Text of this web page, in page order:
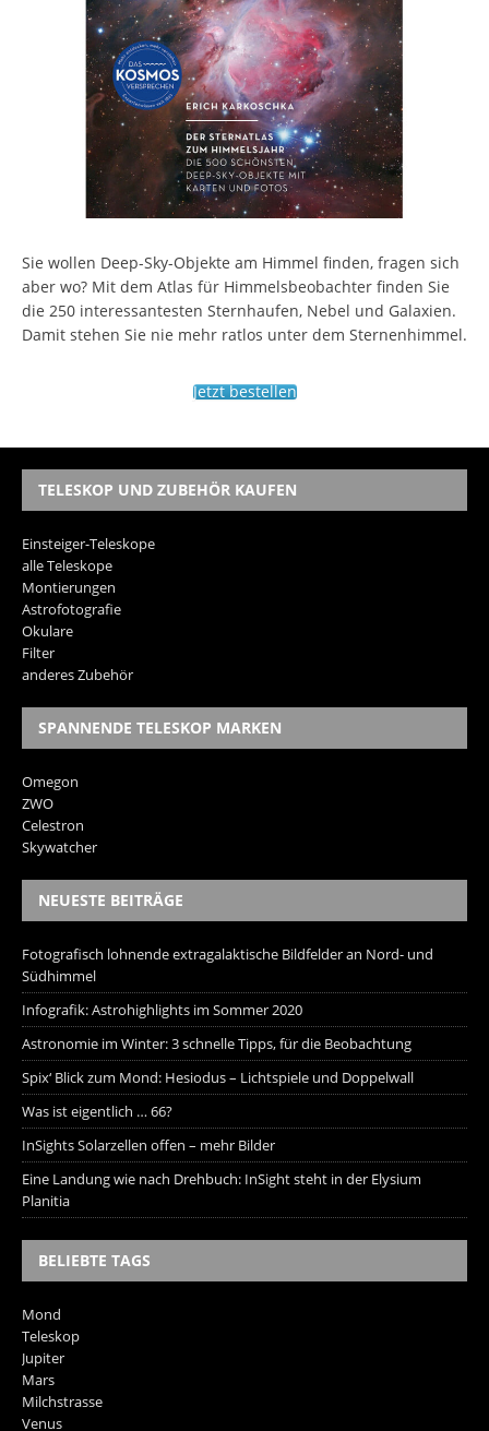
Sie wollen Deep-Sky-Objekte am Himmel finden, fragen sich
aber wo? Mit dem Atlas für Himmelsbeobachter finden Sie
die 250 interessantesten Sternhaufen, Nebel und Galaxien.
Damit stehen Sie nie mehr ratlos unter dem Sternenhimmel.
Jetzt bestellen
TELESKOP UND ZUBEHÖR KAUFEN
Einsteiger-Teleskope
alle Teleskope
Montierungen
Astrofotografie
Okulare
Filter
anderes Zubehör
SPANNENDE TELESKOP MARKEN
Omegon
ZWO
Celestron
Skywatcher
NEUESTE BEITRÄGE
Fotografisch lohnende extragalaktische Bildfelder an Nord- und
Südhimmel
Infografik: Astrohighlights im Sommer 2020
Astronomie im Winter: 3 schnelle Tipps, für die Beobachtung
Spix‘ Blick zum Mond: Hesiodus – Lichtspiele und Doppelwall
Was ist eigentlich … 66?
InSights Solarzellen offen – mehr Bilder
Eine Landung wie nach Drehbuch: InSight steht in der Elysium
Planitia
BELIEBTE TAGS
Mond
Teleskop
Jupiter
Mars
Milchstrasse
Venus